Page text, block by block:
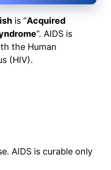
is “Acquired
“. AIDS is
the Human
(HIV).
AIDS is curable only